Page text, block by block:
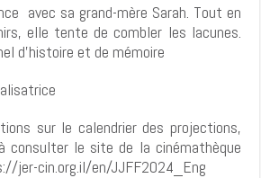
avec sa grand-mère Sarah. Tout en
elle tente de combler les lacunes.
d’histoire et de mémoire
sur le calendrier des projections,
consulter le site de la cinémathèque
jer-cin.org.il/en/JJFF2024_Eng